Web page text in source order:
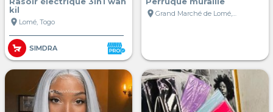
kil
location_on Lomé, Togo
SIMDRA
location_on
Grand Marché de Lomé, Lomé, Togo